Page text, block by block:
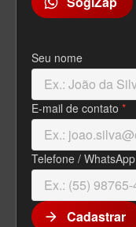
Seu nome
E-mail de contato *
Telefone / WhatsApp
arrow_forward Cadastrar